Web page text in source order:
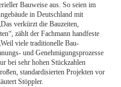
Bauweise aus. So seien im
in Deutschland mit
verkürzt die Bauzeiten,
zählt der Fachmann handfeste
viele traditionelle Bau­
und Genehmigungsprozesse
bei sehr hohen Stückzahlen
standardisierten Projekten vor
Stöppler.